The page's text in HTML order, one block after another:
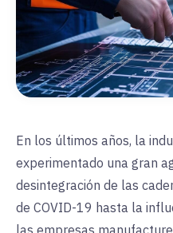
En los últimos años, la
experimentado una gran
desintegración de las
de COVID-19 hasta la
las empresas